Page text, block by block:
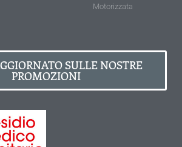
Motorizzata
SULLE NOSTRE
PROMOZIONI